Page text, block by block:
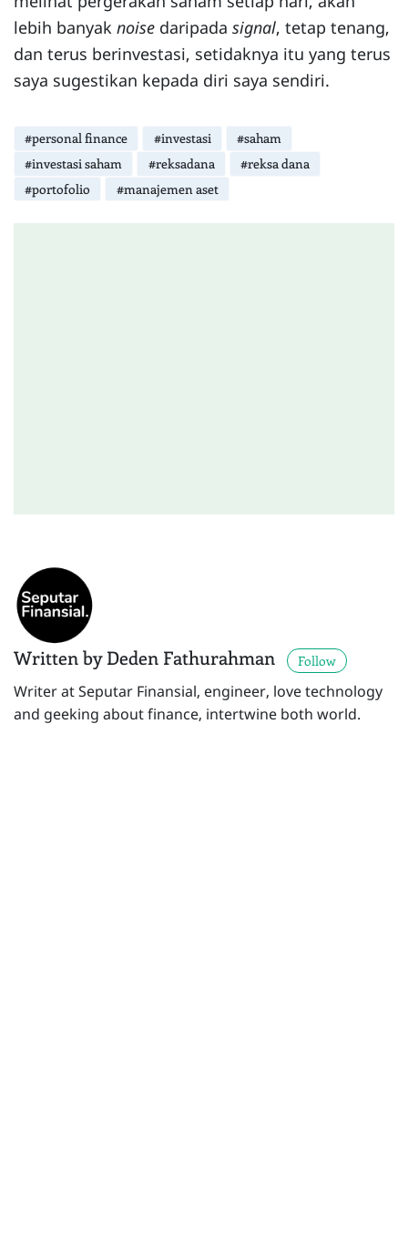
lebih banyak noise daripada signal, tetap tenang,
dan terus berinvestasi, setidaknya itu yang terus
saya sugestikan kepada diri saya sendiri.
#personal finance #investasi
#saham
#investasi saham
#reksadana
#reksa dana
#portofolio
#manajemen aset
Written by Deden Fathurahman Follow
Writer at Seputar Finansial, engineer, love technology
and geeking about finance, intertwine both world.